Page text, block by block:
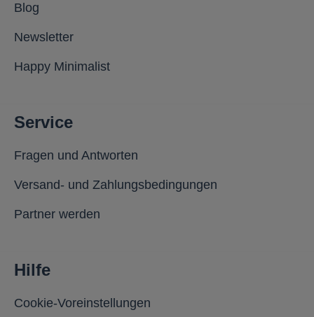
Blog
Newsletter
Happy Minimalist
Service
Fragen und Antworten
Versand- und Zahlungsbedingungen
Partner werden
Hilfe
Cookie-Voreinstellungen